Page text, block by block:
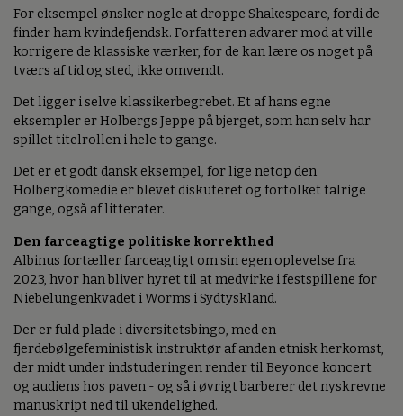
For eksempel ønsker nogle at droppe Shakespeare, fordi de
finder ham kvindefjendsk. Forfatteren advarer mod at ville
korrigere de klassiske værker, for de kan lære os noget på
tværs af tid og sted, ikke omvendt.
Det ligger i selve klassikerbegrebet. Et af hans egne
eksempler er Holbergs Jeppe på bjerget, som han selv har
spillet titelrollen i hele to gange.
Det er et godt dansk eksempel, for lige netop den
Holbergkomedie er blevet diskuteret og fortolket talrige
gange, også af litterater.
Den farceagtige politiske korrekthed
Albinus fortæller farceagtigt om sin egen oplevelse fra
2023, hvor han bliver hyret til at medvirke i festspillene for
Niebelungenkvadet i Worms i Sydtyskland.
Der er fuld plade i diversitetsbingo, med en
fjerdebølgefeministisk instruktør af anden etnisk herkomst,
der midt under indstuderingen render til Beyonce koncert
og audiens hos paven - og så i øvrigt barberer det nyskrevne
manuskript ned til ukendelighed.